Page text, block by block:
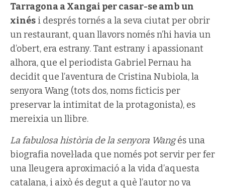
Tarragona a Xangai per casar-se amb un
xinés i després tornés a la seva ciutat per obrir
un restaurant, quan llavors només n’hi havia un
d’obert, era estrany. Tant estrany i apassionant
alhora, que el periodista Gabriel Pernau ha
decidit que l’aventura de Cristina Nubiola, la
senyora Wang (tots dos, noms ficticis per
preservar la intimitat de la protagonista), es
mereixia un llibre.
La fabulosa història de la senyora Wangés una
biografia novel·lada que només pot servir per fer
una lleugera aproximació a la vida d’aquesta
catalana, i això és degut a què l’autor no va